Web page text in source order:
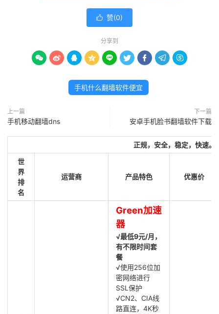
 赞(0)
分享到
        
手机什么翻墙软件便宜
上一篇
手机移动翻墙dns
下一篇
安卓手机脸书翻墙软件下载
正规，安全，稳定，快速。
世
界
排
名
运营商 产品特色 优惠价
Green加速
器
√最低9元/月，
有不限时间套
餐
√使用256位加
密网络进行
SSL保护
√CN2、CIA线
路直连，4K秒